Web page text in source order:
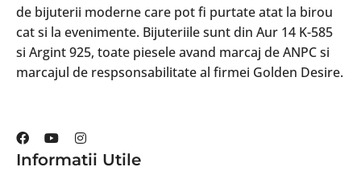
de bijuterii moderne care pot fi purtate atat la birou
cat si la evenimente. Bijuteriile sunt din Aur 14 K-585
si Argint 925, toate piesele avand marcaj de ANPC si
marcajul de respsonsabilitate al firmei Golden Desire.
Informatii Utile